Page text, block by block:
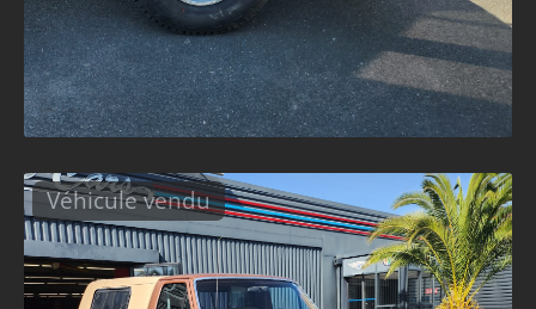
Véhicule vendu